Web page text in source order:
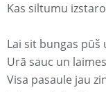
Kas siltumu
Lai sit bungas pūš
Urā sauc un
Visa pasaule jau